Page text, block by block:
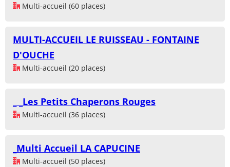
Multi-accueil (60 places)
MULTI-ACCUEIL LE RUISSEAU - FONTAINE
D'OUCHE
Multi-accueil (20 places)
_ _Les Petits Chaperons Rouges
Multi-accueil (36 places)
_Multi Accueil LA CAPUCINE
Multi-accueil (50 places)